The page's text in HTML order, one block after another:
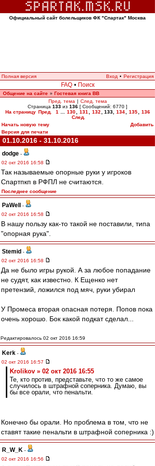
Официальный сайт болельщиков ФК "Спартак" Москва
Полная версия Вход • Регистрация
FAQ • Поиск
Общение на сайте » Гостевая книга ВВ
Пред. тема | След. тема
Страница 133 из 136 [ Сообщений: 6770 ]
На страницу Пред. 1 130 131 132 133, 134 135
136
След.
Начать новую тему
Добавить
Версия для печати
01.10.2016 - 31.10.2016
dodge -
02 окт 2016 16:58
Так называемые опорные руки у игроков
Спартпкп в РФПЛ не считаются.
Последнее сообщение
PaWell
-
02 окт 2016 16:58
В нашу пользу как-то такой не поставили, типа
"опорная рука".
Stemid -
02 окт 2016 16:58
Да не было игры рукой. А за любое попадание
не судят, как известно. К Ещенко нет
претензий, ложился под мяч, руки убирал
У Промеса вторая опасная потеря. Попов пока
очень хорошо. Бок какой подкат сделал...
Редактировалось 02 окт 2016 16:59
Kerk -
02 окт 2016 16:57
Krolikov » 02 окт 2016 16:55
Те, кто против, представьте, что то же самое
случилось в штрафной соперника. Думаю, вы
бы все орали, что пенальти.
Конечно бы орали. Но проблема в том, что не
ставят такие пенальти в штрафной соперника :)
R_W_K -
02 окт 2016 16:56